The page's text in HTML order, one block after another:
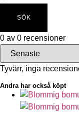
SÖK
0 av 0 recensioner
Tyvärr, inga
Andra har också köpt